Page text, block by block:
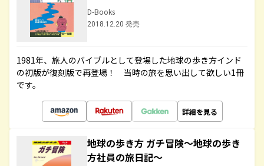
D-Books
2018.12.20 発売
1981年、旅人のバイブルとして登場した地球の歩き方インド
の初版が復刻版で再登場！ 当時の旅を思い出して欲しい1冊
です。
詳細を見る
地球の歩き方 ガチ冒険～地球の歩き
方社員の旅日記～